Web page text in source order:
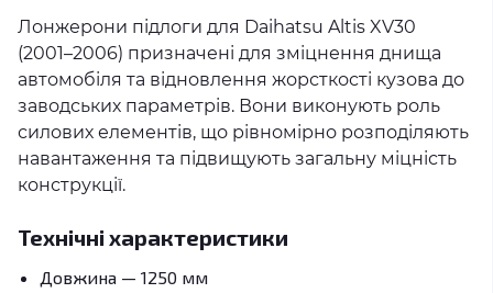
Лонжерони підлоги для Daihatsu Altis XV30
(2001–2006) призначені для зміцнення днища
автомобіля та відновлення жорсткості кузова до
заводських параметрів. Вони виконують роль
силових елементів, що рівномірно розподіляють
навантаження та підвищують загальну міцність
конструкції.
Технічні характеристики
Довжина — 1250 мм